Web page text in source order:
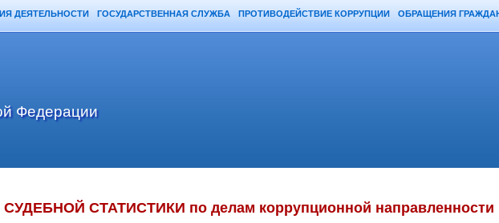
ДЕЯТЕЛЬНОСТИ ГОСУДАРСТВЕННАЯ СЛУЖБА ПРОТИВОДЕЙСТВИЕ КОРРУПЦИИ ОБРАЩЕНИЯ
СТАТИСТИКИ по делам коррупционной направленности
Федерации